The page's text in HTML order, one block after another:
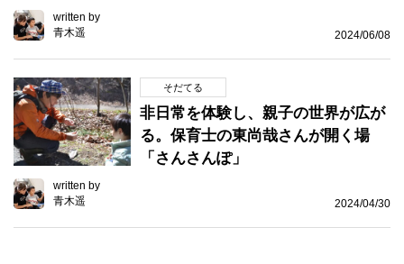
written by
青木遥
2024/06/08
そだてる
非日常を体験し、親子の世界が広が
る。保育士の東尚哉さんが開く場
「さんさんぽ」
written by
青木遥
2024/04/30